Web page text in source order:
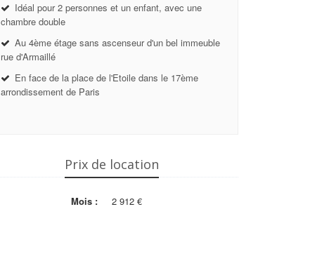
Idéal pour 2 personnes et un enfant, avec une
chambre double
Au 4ème étage sans ascenseur d'un bel immeuble
rue d'Armaillé
En face de la place de l'Etoile dans le 17ème
arrondissement de Paris
Prix de location
Mois : 2 912 €